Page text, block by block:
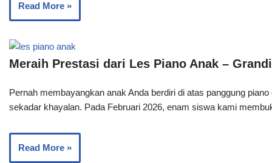
Read More »
Meraih Prestasi dari Les Piano Anak –
Pernah membayangkan anak Anda berdiri di atas panggung
sekadar khayalan. Pada Februari 2026, enam siswa kami
Read More »